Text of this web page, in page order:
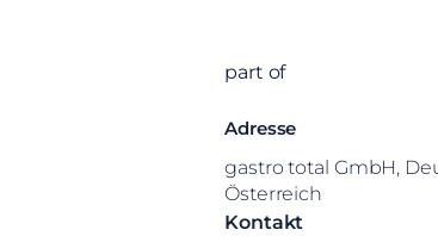
part of
Adresse
gastro total GmbH,
Österreich
Kontakt